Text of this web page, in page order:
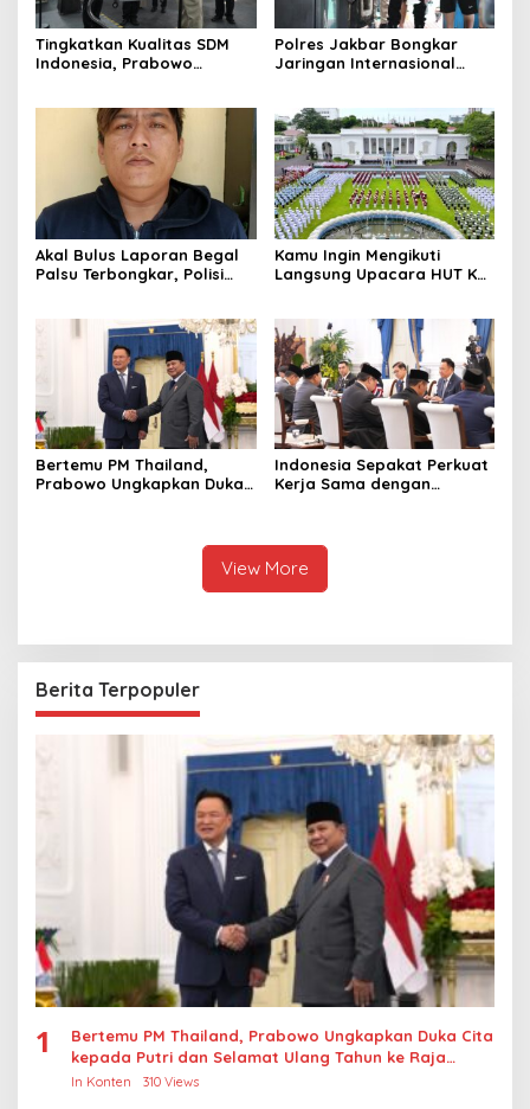
Tingkatkan Kualitas SDM
Indonesia, Prabowo
Terbaik Dunia
Polres Jakbar Bongkar
Jaringan Internasional
Diringkus dan Barang Bukti
1,1 Ton Rp119 Miliar
Dimusnahkan
Akal Bulus Laporan Begal
Palsu Terbongkar, Polisi
Kamu Ingin Mengikuti
Langsung Upacara HUT Ke-
Pendaftaran Resminya di
Sini
Bertemu PM Thailand,
Prabowo Ungkapkan Duka
Indonesia Sepakat Perkuat
Kerja Sama dengan
View More
Berita Terpopuler
1
Bertemu PM Thailand, Prabowo Ungkapkan Duka Cita
kepada Putri dan Selamat Ulang Tahun ke Raja
Thailand
In Konten 310 Views